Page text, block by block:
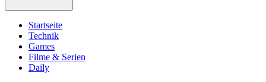
Startseite
Technik
Games
Filme & Serien
Daily